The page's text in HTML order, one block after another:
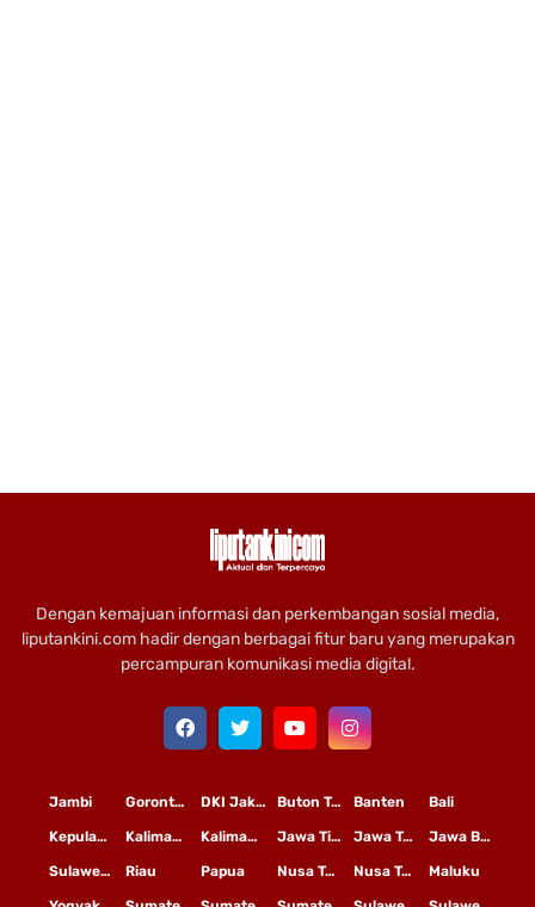
Dengan kemajuan informasi dan perkembangan sosial media,
liputankini.com hadir dengan berbagai fitur baru yang merupakan
percampuran komunikasi media digital.
Bali
Banten
Buton Tengah
DKI Jakarta
Gorontalo
Jambi
Jawa Barat
Jawa Tengah
Jawa Timur
Kalimantan Tengah
Kalimantan Timur
Kepulauan Riau
Maluku
Nusa Tenggara Barat
Nusa Tenggara Timur
Papua
Riau
Sulawesi Selatan